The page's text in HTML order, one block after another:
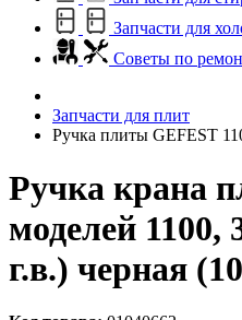
Запчасти для
Советы по
Запчасти для плит
Ручка плиты GEFEST
Ручка крана
моделей 1100,
г.в.) черная